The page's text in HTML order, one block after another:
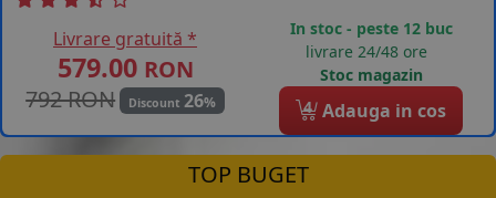
Livrare gratuită *
579.00 RON
792 RON
Discount 26%
In stoc - peste 12 buc
livrare 24/48 ore
Stoc magazin
4 Adauga in cos
TOP BUGET